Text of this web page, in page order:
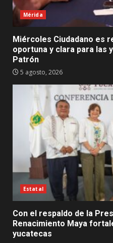
Mérida
Miércoles Ciudadano es
oportuna y clara para las
Patrón
5 agosto, 2026
Estatal
Con el respaldo de la
Renacimiento Maya
yucatecas